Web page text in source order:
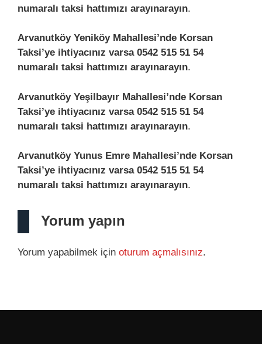
numaralı taksi hattımızı arayınarayın.
Arvanutköy Yeniköy Mahallesi’nde Korsan
Taksi’ye ihtiyacınız varsa 0542 515 51 54
numaralı taksi hattımızı arayınarayın.
Arvanutköy Yeşilbayır Mahallesi’nde Korsan
Taksi’ye ihtiyacınız varsa 0542 515 51 54
numaralı taksi hattımızı arayınarayın.
Arvanutköy Yunus Emre Mahallesi’nde Korsan
Taksi’ye ihtiyacınız varsa 0542 515 51 54
numaralı taksi hattımızı arayınarayın.
Yorum yapın
Yorum yapabilmek için oturum açmalısınız.